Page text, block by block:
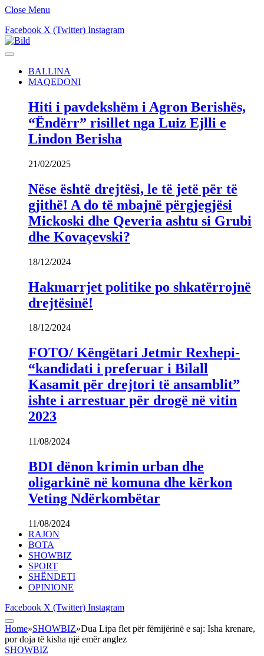
Close Menu
Facebook X (Twitter) Instagram
BALLINA
MAQEDONI
Hiti i pavdekshëm i Agron Berishës,
“Ëndërr” risillet nga Luiz Ejlli e
Lindon Berisha
21/02/2025
Nëse është drejtësi, le të jetë për të
gjithë! A do të mbajnë përgjegjësi
Mickoski dhe Qeveria ashtu si Grubi
dhe Kovaçevski?
18/12/2024
Hakmarrjet politike po shkatërrojnë
drejtësinë!
18/12/2024
FOTO/ Këngëtari Jetmir Rexhepi-
“kandidati i preferuar i Bilall
Kasamit për drejtori të ansamblit”
ishte i arrestuar për drogë në vitin
2023
11/08/2024
BDI dënon krimin urban dhe
oligarkinë në komuna dhe kërkon
Veting Ndërkombëtar
11/08/2024
RAJON
BOTA
SHOWBIZ
SPORT
SHËNDETI
OPINIONE
Facebook X (Twitter) Instagram
Home»SHOWBIZ»Dua Lipa flet për fëmijërinë e saj: Isha krenare,
por doja të kisha një emër anglez
SHOWBIZ